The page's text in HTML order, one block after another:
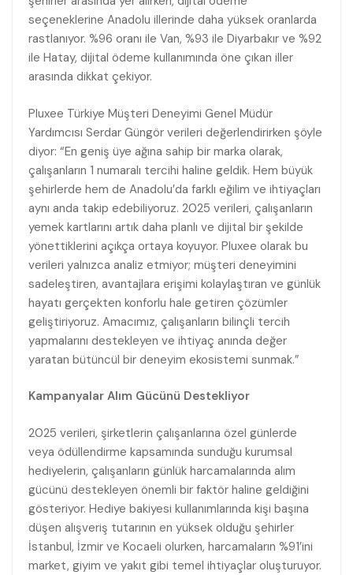
seçeneklerine Anadolu illerinde daha yüksek oranlarda
rastlanıyor. %96 oranı ile Van, %93 ile Diyarbakır ve %92
ile Hatay, dijital ödeme kullanımında öne çıkan iller
arasında dikkat çekiyor.
Pluxee Türkiye Müşteri Deneyimi Genel Müdür
Yardımcısı Serdar Güngör verileri değerlendirirken şöyle
diyor: “En geniş üye ağına sahip bir marka olarak,
çalışanların 1 numaralı tercihi haline geldik. Hem büyük
şehirlerde hem de Anadolu’da farklı eğilim ve ihtiyaçları
aynı anda takip edebiliyoruz. 2025 verileri, çalışanların
yemek kartlarını artık daha planlı ve dijital bir şekilde
yönettiklerini açıkça ortaya koyuyor. Pluxee olarak bu
verileri yalnızca analiz etmiyor; müşteri deneyimini
sadeleştiren, avantajlara erişimi kolaylaştıran ve günlük
hayatı gerçekten konforlu hale getiren çözümler
geliştiriyoruz. Amacımız, çalışanların bilinçli tercih
yapmalarını destekleyen ve ihtiyaç anında değer
yaratan bütüncül bir deneyim ekosistemi sunmak.”
Kampanyalar Alım Gücünü Destekliyor
2025 verileri, şirketlerin çalışanlarına özel günlerde
veya ödüllendirme kapsamında sunduğu kurumsal
hediyelerin, çalışanların günlük harcamalarında alım
gücünü destekleyen önemli bir faktör haline geldiğini
gösteriyor. Hediye bakiyesi kullanımlarında kişi başına
düşen alışveriş tutarının en yüksek olduğu şehirler
İstanbul, İzmir ve Kocaeli olurken, harcamaların %91’ini
market, giyim ve yakıt gibi temel ihtiyaçlar oluşturuyor.